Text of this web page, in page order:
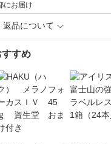
にお届け
返品について
すめ